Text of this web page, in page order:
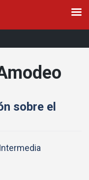
sobre el
Intermedia